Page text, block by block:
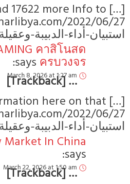
will find 17622 more
أداء-الدبيبة-وعقيلة-
GAMING คาสิโนสด
ครบวงจร
says:
March 8, 2026 at 1:27 am
Information here on
أداء-الدبيبة-وعقيلة-
Gray Market In China
March 22, 2026 at 1:50 am